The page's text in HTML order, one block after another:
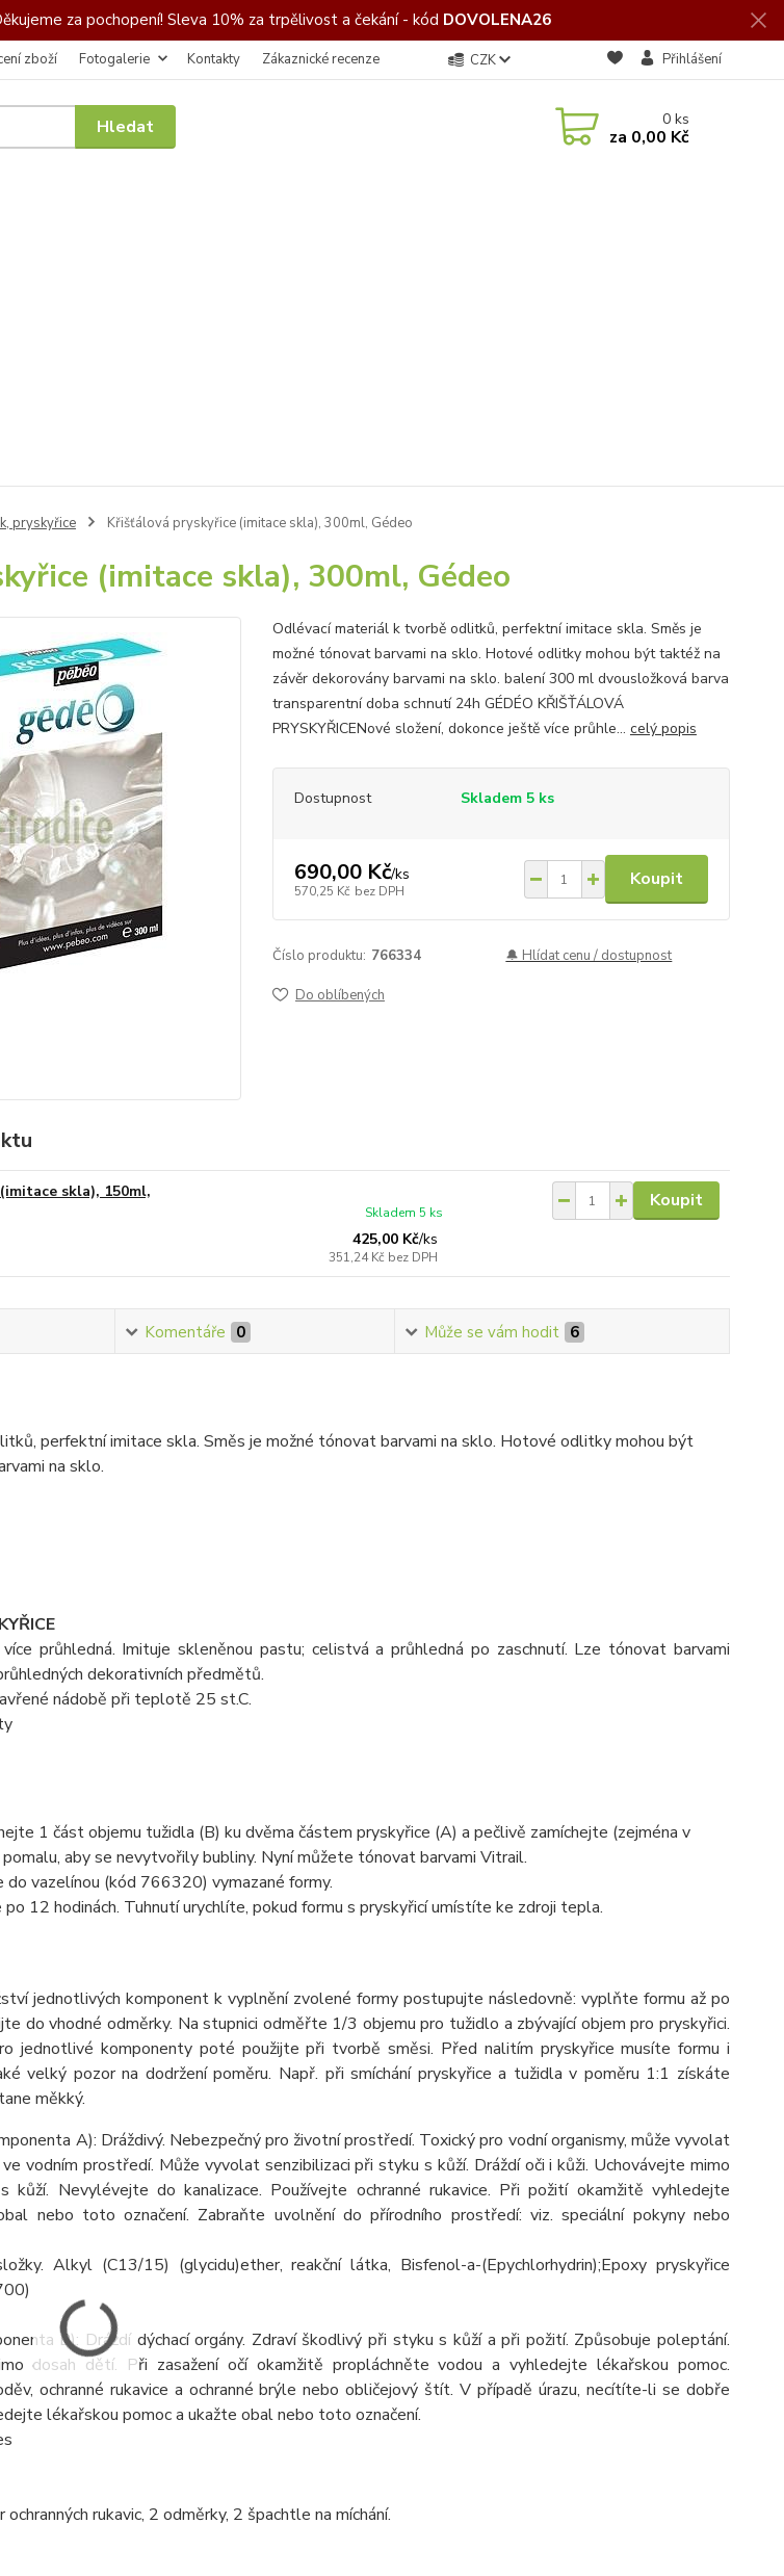
za pochopení! Sleva 10% za trpělivost a čekání - kód DOVOLENA26
zboží Fotogalerie Kontakty Zákaznické recenze CZK Přihlášení
Hledat 0ks
za 0,00 Kč
pryskyřice Křišťálová pryskyřice (imitace skla), 300ml, Gédeo
(imitace skla), 300ml, Gédeo
Odlévací materiál k tvorbě odlitků, perfektní imitace skla. Směs je
možné tónovat barvami na sklo. Hotové odlitky mohou být taktéž na
závěr dekorovány barvami na sklo. balení 300 ml dvousložková barva
transparentní doba schnutí 24h GÉDÉO KŘIŠŤÁLOVÁ
PRYSKYŘICENové složení, dokonce ještě více průhle... celý popis
Dostupnost Skladem 5 ks
690,00 Kč/ks
570,25 Kč bez DPH
Koupit
Číslo produktu: 766334 🔔 Hlídat cenu / dostupnost
Do oblíbených
skla), 150ml,
425,00 Kč/ks
351,24 Kč bez DPH
Skladem 5 ks
Koupit
Komentáře 0 Může se vám hodit 6
perfektní imitace skla. Směs je možné tónovat barvami na sklo. Hotové odlitky mohou být
na sklo.
průhledná. Imituje skleněnou pastu; celistvá a průhledná po zaschnutí. Lze tónovat barvami
dekorativních předmětů.
nádobě při teplotě 25 st.C.
1 část objemu tužidla (B) ku dvěma částem pryskyřice (A) a pečlivě zamíchejte (zejména v
aby se nevytvořily bubliny. Nyní můžete tónovat barvami Vitrail.
vazelínou (kód 766320) vymazané formy.
12 hodinách. Tuhnutí urychlíte, pokud formu s pryskyřicí umístíte ke zdroji tepla.
jednotlivých komponent k vyplnění zvolené formy postupujte následovně: vyplňte formu až po
do vhodné odměrky. Na stupnici odměřte 1/3 objemu pro tužidlo a zbývající objem pro pryskyřici.
jednotlivé komponenty poté použijte při tvorbě směsi. Před nalitím pryskyřice musíte formu i
velký pozor na dodržení poměru. Např. při smíchání pryskyřice a tužidla v poměru 1:1 získáte
měkký.
A): Dráždivý. Nebezpečný pro životní prostředí. Toxický pro vodní organismy, může vyvolat
vodním prostředí. Může vyvolat senzibilizaci při styku s kůží. Dráždí oči i kůži. Uchovávejte mimo
Nevylévejte do kanalizace. Používejte ochranné rukavice. Při požití okamžitě vyhledejte
nebo toto označení. Zabraňte uvolnění do přírodního prostředí: viz. speciální pokyny nebo
Alkyl (C13/15) (glycidu)ether, reakční látka, Bisfenol-a-(Epychlorhydrin);Epoxy pryskyřice
B): Dráždí dýchací orgány. Zdraví škodlivý při styku s kůží a při požití. Způsobuje poleptání.
dosah dětí. Při zasažení očí okamžitě propláchněte vodou a vyhledejte lékařskou pomoc.
ochranné rukavice a ochranné brýle nebo obličejový štít. V případě úrazu, necítíte-li se dobře
lékařskou pomoc a ukažte obal nebo toto označení.
rukavic, 2 odměrky, 2 špachtle na míchání.